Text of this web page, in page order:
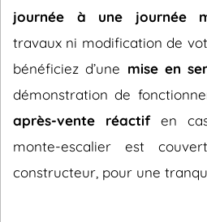
journée à une journée
travaux ni modification de
bénéficiez d’une mise en
démonstration de
après-vente réactifen cas
monte-escalier est
constructeur, pour une